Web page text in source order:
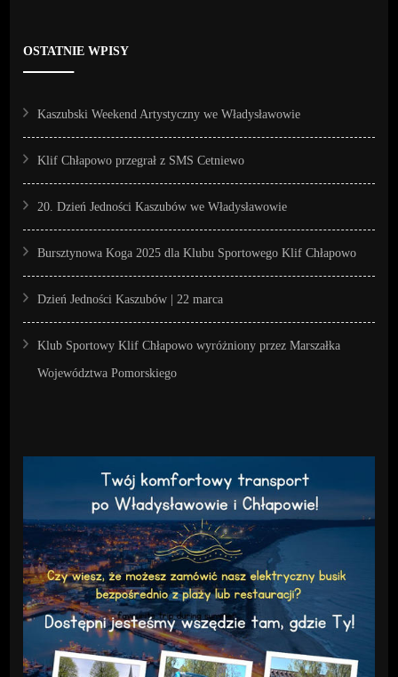
OSTATNIE WPISY
Kaszubski Weekend Artystyczny we Władysławowie
Klif Chłapowo przegrał z SMS Cetniewo
20. Dzień Jedności Kaszubów we Władysławowie
Bursztynowa Koga 2025 dla Klubu Sportowego Klif Chłapowo
Dzień Jedności Kaszubów | 22 marca
Klub Sportowy Klif Chłapowo wyróżniony przez Marszałka
Województwa Pomorskiego